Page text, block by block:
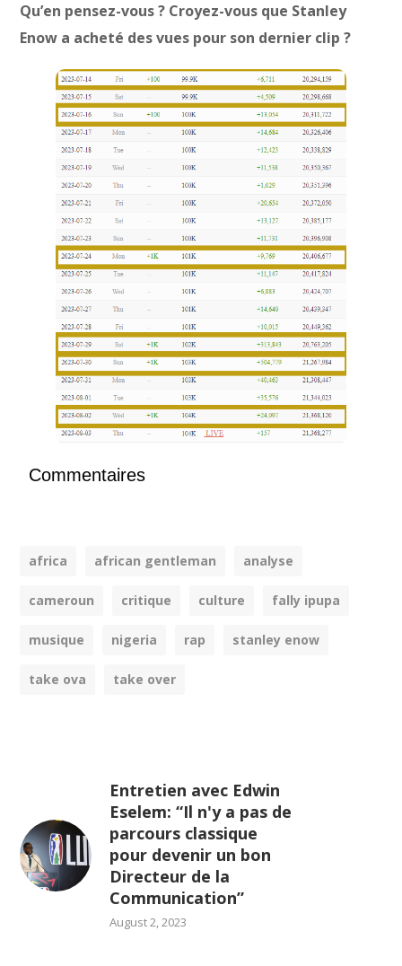
Qu’en pensez-vous ? Croyez-vous que Stanley
Enow a acheté des vues pour son dernier clip ?
Commentaires
africa african gentleman analyse
cameroun critique culture fally ipupa
musique nigeria rap stanley enow
take ova take over
Entretien avec Edwin
Eselem: “Il n'y a pas de
parcours classique
pour devenir un bon
Directeur de la
Communication”
August 2, 2023